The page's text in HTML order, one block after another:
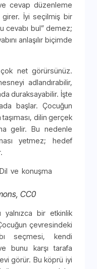
cevap düzenleme
İyi seçilmiş bir
cevabı bul” demez;
anlaşılır biçimde
net görürsünüz.
adlandırabilir,
duraksayabilir. İşte
başlar. Çocuğun
dilin gerçek
gelir. Bu nedenle
yetmez; hedef
CC0
yalnızca bir etkinlik
çevresindeki
seçmesi, kendi
bunu karşı tarafa
görür. Bu köprü iyi